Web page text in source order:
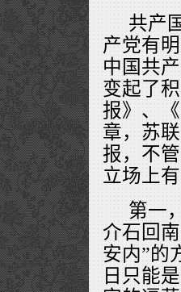
共产
产党有
中国共
变起了
报》、
章，苏
报，不
立场上
第一
介石回
安内”的
日只能